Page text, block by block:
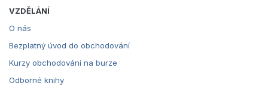
VZDĚLÁNÍ
O nás
Bezplatný úvod do obchodování
Kurzy obchodování na burze
Odborné knihy